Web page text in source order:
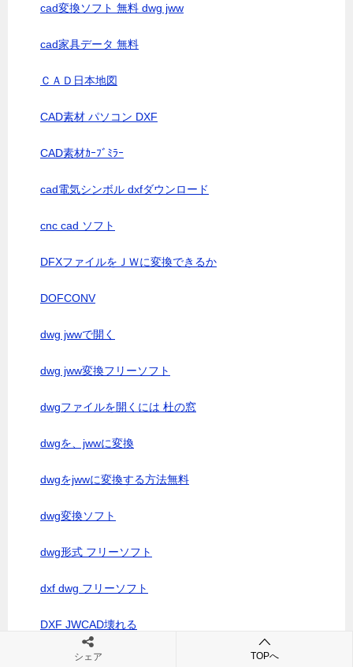
cad変換ソフト 無料 dwg jww
cad家具データ 無料
ＣＡＤ日本地図
CAD素材 パソコン DXF
CAD素材ｶｰﾌﾞﾐﾗｰ
cad電気シンボル dxfダウンロード
cnc cad ソフト
DFXファイルをＪＷに変換できるか
DOFCONV
dwg jwwで開く
dwg jww変換フリーソフト
dwgファイルを開くには 杜の窓
dwgを、jwwに変換
dwgをjwwに変換する方法無料
dwg変換ソフト
dwg形式 フリーソフト
dxf dwg フリーソフト
DXF JWCAD壊れる
dxf jww 変換 無料ソフト
シェア TOPへ